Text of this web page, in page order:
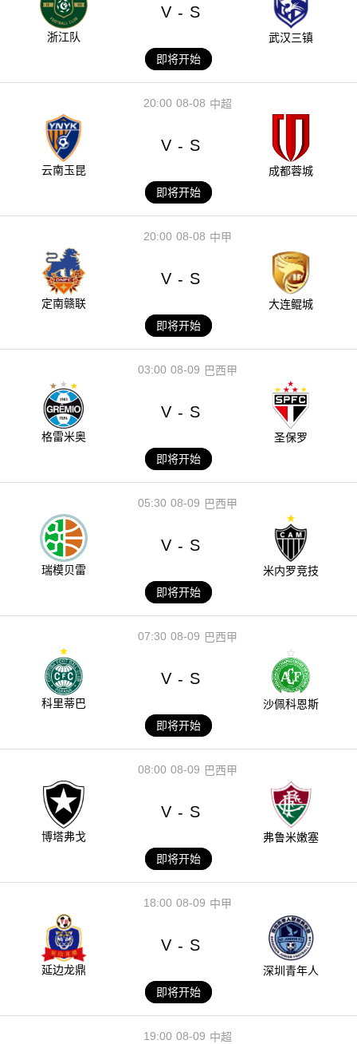
浙江队
V - S
武汉三镇
即将开始
08-08
20:00 中超
云南玉昆
V - S
成都蓉城
即将开始
08-08
20:00 中甲
定南赣联
V - S
大连鲲城
即将开始
08-09
03:00 巴西甲
格雷米奥
V - S
圣保罗
即将开始
08-09
05:30 巴西甲
瑞模贝雷
V - S
米内罗竞技
即将开始
08-09
07:30 巴西甲
科里蒂巴
V - S
沙佩科恩斯
即将开始
08-09
08:00 巴西甲
博塔弗戈
V - S
弗鲁米嫩塞
即将开始
08-09
18:00 中甲
延边龙鼎
V - S
深圳青年人
即将开始
08-09
19:00 中超